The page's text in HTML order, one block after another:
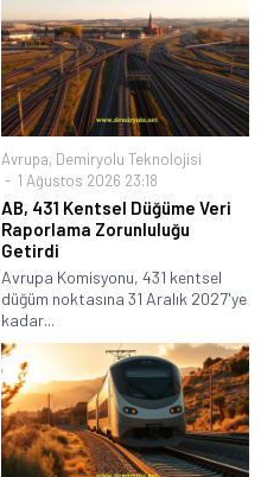
Avrupa, Demiryolu Teknolojisi
1 Ağustos 2026 23:18
AB, 431 Kentsel Düğüme Veri
Raporlama Zorunluluğu
Getirdi
Avrupa Komisyonu, 431 kentsel
düğüm noktasına 31 Aralık 2027'ye
kadar...